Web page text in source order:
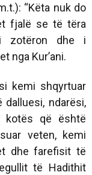
“Këta nuk do
fjalë se të tëra
zotëron dhe i
nga Kur’ani.
kemi shqyrtuar
ndarësi,
që është
veten, kemi
dhe farefisit të
të Hadithit